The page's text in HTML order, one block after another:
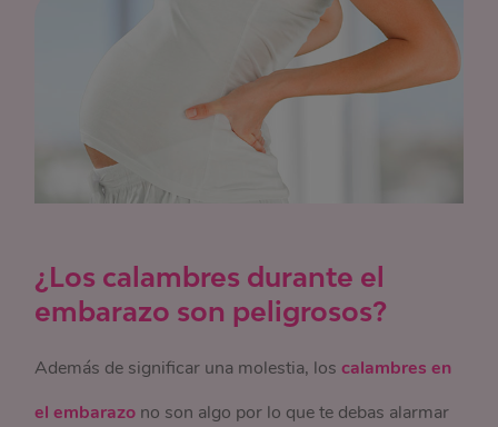
¿Los calambres durante el
embarazo son peligrosos?
Además de significar una molestia, loscalambres en
el embarazo no son algo por lo que te debas alarmar